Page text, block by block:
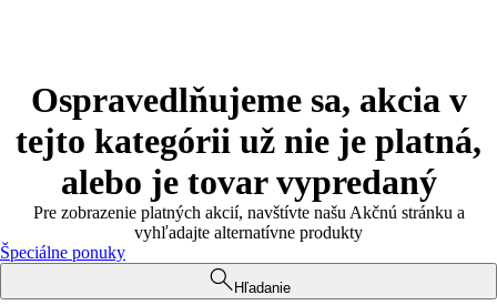
Ospravedlňujeme sa, akcia v
tejto kategórii už nie je platná,
alebo je tovar vypredaný
Pre zobrazenie platných akcií, navštívte našu Akčnú stránku a
vyhľadajte alternatívne produkty
Špeciálne ponuky
Hľadanie